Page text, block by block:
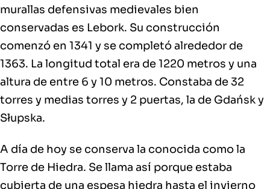
murallas defensivas medievales bien
conservadas es Lebork. Su construcción
comenzó en 1341 y se completó alrededor de
1363. La longitud total era de 1220 metros y una
altura de entre 6 y 10 metros. Constaba de 32
torres y medias torres y 2 puertas, la de Gdańsk y
Słupska.
A día de hoy se conserva la conocida como la
Torre de Hiedra. Se llama así porque estaba
cubierta de una espesa hiedra hasta el invierno